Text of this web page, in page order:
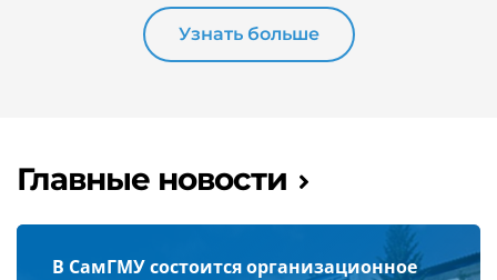
Узнать больше
Главные новости
В СамГМУ состоится организационное